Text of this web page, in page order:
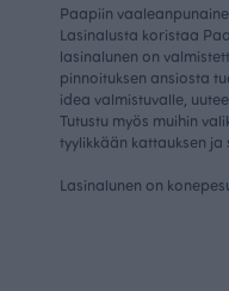
Paapiin
Lasinalusta koristaa
lasinalunen on
pinnoituksen ansiosta
idea valmistuvalle,
Tutustu myös muihin
tyylikkään kattauksen ja
Lasinalunen on